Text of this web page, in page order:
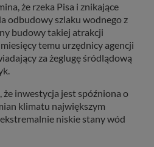
że rzeka Pisa i znikające
odbudowy szlaku wodnego z
budowy takiej atrakcji
temu urzędnicy agencji
za żeglugę śródlądową
że inwestycja jest spóźniona o
klimatu największym
niskie stany wód